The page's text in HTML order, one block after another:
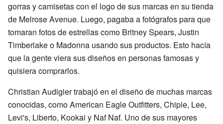
gorras y camisetas con el logo de sus marcas en su tienda
de Melrose Avenue. Luego, pagaba a fotógrafos para que
tomaran fotos de estrellas como Britney Spears, Justin
Timberlake o Madonna usando sus productos. Esto hacía
que la gente viera sus diseños en personas famosas y
quisiera comprarlos.
Christian Audigier trabajó en el diseño de muchas marcas
conocidas, como American Eagle Outfitters, Chipie, Lee,
Levi's, Liberto, Kookai y Naf Naf. Uno de sus mayores